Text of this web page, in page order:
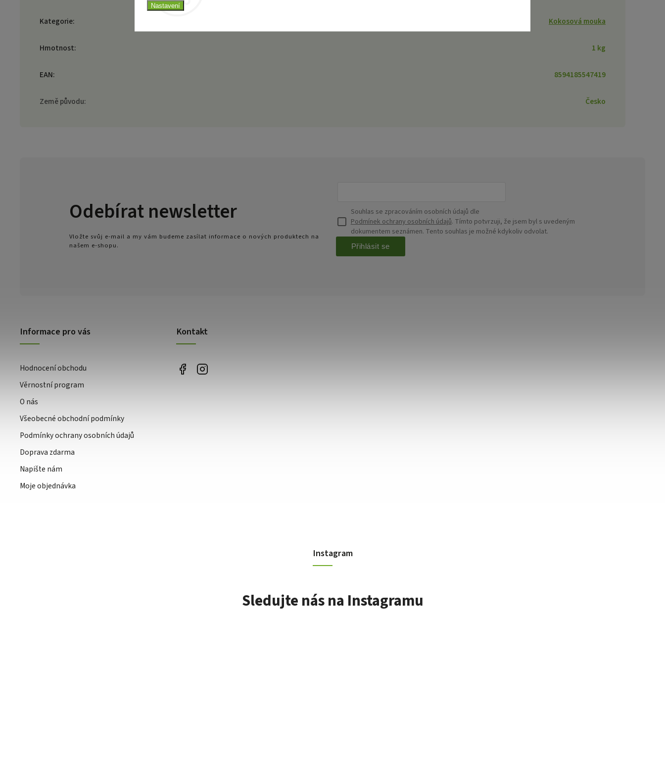
Nastavení
Kategorie: Kokosová mouka
Hmotnost: 1 kg
EAN: 8594185547419
Země původu: Česko
Odebírat newsletter
Vložte svůj e-mail a my vám budeme zasílat informace o nových produktech na
našem e-shopu.
Souhlas se zpracováním osobních údajů dle
Podmínek ochrany osobních údajů. Tímto potvrzuji, že jsem byl s uvedeným
dokumentem seznámen. Tento souhlas je možné kdykoliv odvolat.
Přihlásit se
Informace pro vás
Hodnocení obchodu
Věrnostní program
O nás
Všeobecné obchodní podmínky
Podmínky ochrany osobních údajů
Doprava zdarma
Napište nám
Moje objednávka
Kontakt
Instagram
Sledujte nás na Instagramu